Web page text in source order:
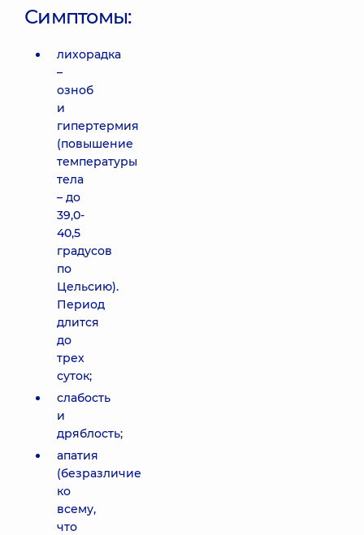
Симптомы:
лихорадка
–
озноб
и
гипертермия
(повышение
температуры
тела
– до
39,0-
40,5
градусов
по
Цельсию).
Период
длится
до
трех
суток;
слабость
и
дряблость;
апатия
(безразличие
ко
всему,
что